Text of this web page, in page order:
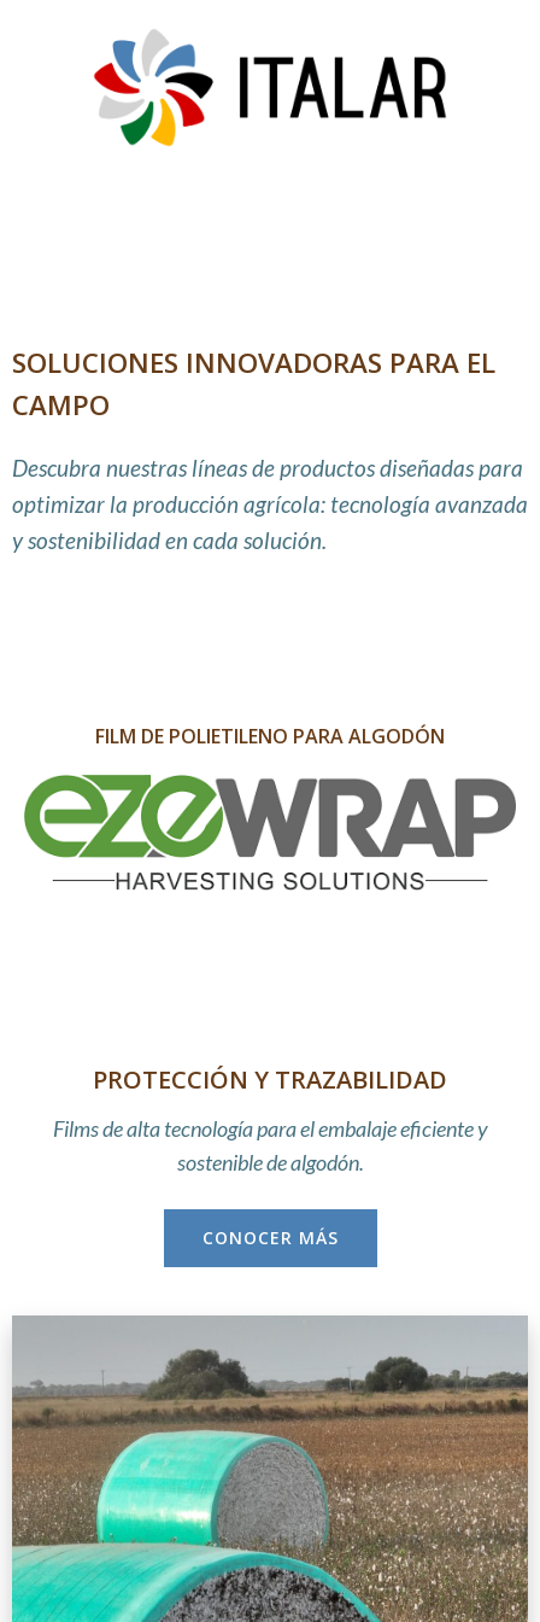
SOLUCIONES INNOVADORAS PARA EL
CAMPO
Descubra nuestras líneas de productos diseñadas para
optimizar la producción agrícola: tecnología avanzada
y sostenibilidad en cada solución.
FILM DE POLIETILENO PARA ALGODÓN
PROTECCIÓN Y TRAZABILIDAD
Films de alta tecnología para el embalajeeficiente y
sostenible de algodón.
CONOCER MÁS